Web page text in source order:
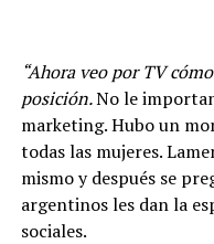
“Ahora veo por TV
posición.No le
marketing. Hubo un
todas las mujeres.
mismo y después se
argentinos les dan la
sociales.